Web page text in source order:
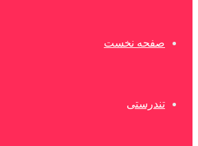
صفحه نخست
تندرستی